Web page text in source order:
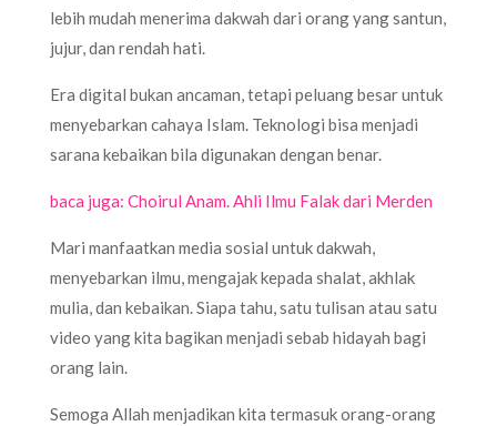
lebih mudah menerima dakwah dari orang yang santun,
jujur, dan rendah hati.
Era digital bukan ancaman, tetapi peluang besar untuk
menyebarkan cahaya Islam. Teknologi bisa menjadi
sarana kebaikan bila digunakan dengan benar.
baca juga: Choirul Anam. Ahli Ilmu Falak dari Merden
Mari manfaatkan media sosial untuk dakwah,
menyebarkan ilmu, mengajak kepada shalat, akhlak
mulia, dan kebaikan. Siapa tahu, satu tulisan atau satu
video yang kita bagikan menjadi sebab hidayah bagi
orang lain.
Semoga Allah menjadikan kita termasuk orang-orang